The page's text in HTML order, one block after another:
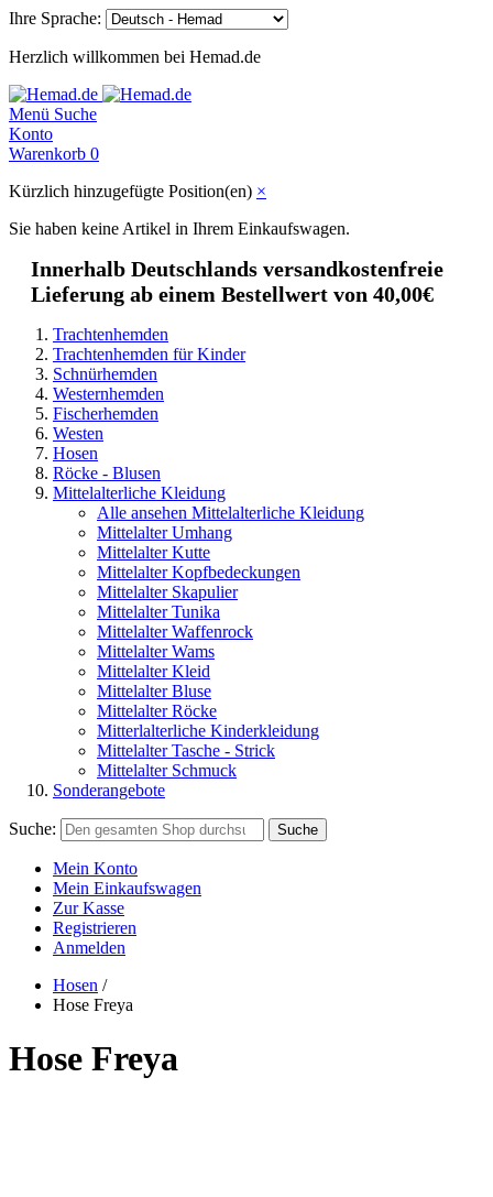
Ihre Sprache:
Herzlich willkommen bei Hemad.de
Menü Suche
Konto
Warenkorb 0
Kürzlich hinzugefügte Position(en) ×
Sie haben keine Artikel in Ihrem Einkaufswagen.
Innerhalb Deutschlands versandkostenfreie
Lieferung ab einem Bestellwert von 40,00€
Trachtenhemden
Trachtenhemden für Kinder
Schnürhemden
Westernhemden
Fischerhemden
Westen
Hosen
Röcke - Blusen
Mittelalterliche Kleidung
Alle ansehen Mittelalterliche Kleidung
Mittelalter Umhang
Mittelalter Kutte
Mittelalter Kopfbedeckungen
Mittelalter Skapulier
Mittelalter Tunika
Mittelalter Waffenrock
Mittelalter Wams
Mittelalter Kleid
Mittelalter Bluse
Mittelalter Röcke
Mitterlalterliche Kinderkleidung
Mittelalter Tasche - Strick
Mittelalter Schmuck
Sonderangebote
Suche: Suche
Mein Konto
Mein Einkaufswagen
Zur Kasse
Registrieren
Anmelden
Hosen /
Hose Freya
Hose Freya